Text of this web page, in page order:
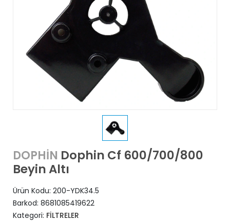
DOPHİN Dophin Cf 600/700/800
Beyin Altı
Ürün Kodu: 200-YDK34.5
Barkod: 8681085419622
Kategori: FİLTRELER